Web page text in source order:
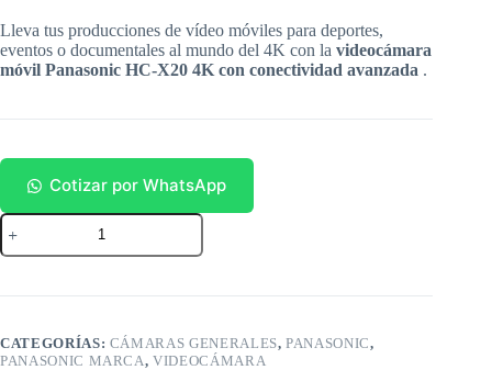
Lleva tus producciones de vídeo móviles para deportes,
eventos o documentales al mundo del 4K con la videocámara
móvil Panasonic HC-X20 4K con conectividad avanzada .
Cotizar por WhatsApp
Panasonic
HC
CX20
CATEGORÍAS: CÁMARAS GENERALES,PANASONIC,
PANASONIC MARCA,VIDEOCÁMARA